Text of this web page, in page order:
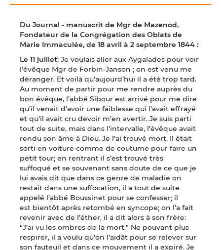
Du Journal - manuscrit de Mgr de Mazenod,
Fondateur de la Congrégation des Oblats de
Marie Immaculée, de 18 avril à 2 septembre 1844 :
Le 11 juillet: Je voulais aller aux Aygalades pour voir
l’évêque Mgr de Forbin-Janson ; on est venu me
déranger. Et voilà qu’aujourd’hui il a été trop tard.
Au moment de partir pour me rendre auprès du
bon évêque, l’abbé Sibour est arrivé pour me dire
qu’il venait d’avoir une faiblesse qui l’avait effrayé
et qu’il avait cru devoir m’en avertir. Je suis parti
tout de suite, mais dans l’intervalle, l’évêque avait
rendu son âme à Dieu. Je l’ai trouvé mort. Il était
sorti en voiture comme de coutume pour faire un
petit tour; en rentrant il s’est trouvé très
suffoqué et se souvenant sans doute de ce que je
lui avais dit que dans ce genre de maladie on
restait dans une suffocation, il a tout de suite
appelé l’abbé Boussinet pour se confesser; il
est bientôt après retombé en syncope; on l’a fait
revenir avec de l’éther, il a dit alors à son frère:
“J’ai vu les ombres de la mort.” Ne pouvant plus
respirer, il a voulu qu’on l’aidât pour se relever sur
son fauteuil et dans ce mouvement il a expiré. Je